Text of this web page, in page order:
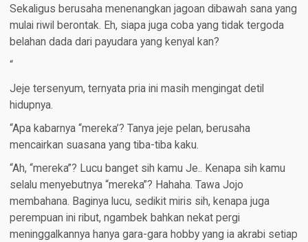
Sekaligus berusaha menenangkan jagoan dibawah sana yang
mulai riwil berontak. Eh, siapa juga coba yang tidak tergoda
belahan dada dari payudara yang kenyal kan?
“
Jeje tersenyum, ternyata pria ini masih mengingat detil
hidupnya.
“Apa kabarnya “mereka’? Tanya jeje pelan, berusaha
mencairkan suasana yang tiba-tiba kaku.
“Ah, “mereka”? Lucu banget sih kamu Je.. Kenapa sih kamu
selalu menyebutnya “mereka”? Hahaha. Tawa Jojo
membahana. Baginya lucu, sedikit miris sih, kenapa juga
perempuan ini ribut, ngambek bahkan nekat pergi
meninggalkannya hanya gara-gara hobby yang ia akrabi setiap